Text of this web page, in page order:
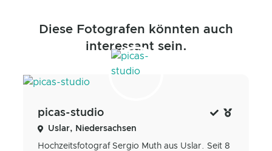
Diese Fotografen könnten auch
interessant sein.
picas-studio
Uslar, Niedersachsen
Hochzeitsfotograf Sergio Muth aus Uslar. Seit 8